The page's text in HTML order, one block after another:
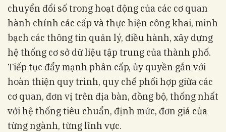
chuyển đổi số trong hoạt động của các cơ quan
hành chính các cấp và thực hiện công khai, minh
bạch các thông tin quản lý, điều hành, xây dựng
hệ thống cơ sở dữ liệu tập trung của thành phố.
Tiếp tục đẩy mạnh phân cấp, ủy quyền gắn với
hoàn thiện quy trình, quy chế phối hợp giữa các
cơ quan, đơn vị trên địa bàn, đồng bộ, thống nhất
với hệ thống tiêu chuẩn, định mức, đơn giá của
từng ngành, từng lĩnh vực.